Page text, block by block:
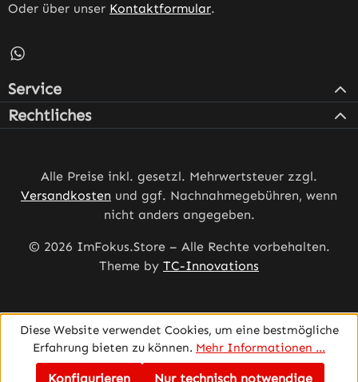
Oder über unser Kontaktformular.
Schreib uns auf WhatsApp – öffnet in neuem Tab
Service
Rechtliches
Alle Preise inkl. gesetzl. Mehrwertsteuer zzgl.
Versandkosten und ggf. Nachnahmegebühren, wenn
nicht anders angegeben.
© 2026 ImFokus.Store – Alle Rechte vorbehalten.
Theme by TC-Innovations
Diese Website verwendet Cookies, um eine bestmögliche
Erfahrung bieten zu können. Mehr Informationen ...
Nur technisch notwendige
Konfigurieren